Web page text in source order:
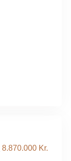
8.870.000 Kr.